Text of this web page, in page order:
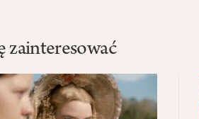
zainteresować